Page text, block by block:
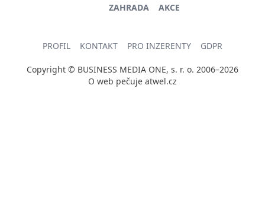
ZAHRADA
AKCE
PROFIL KONTAKT PRO INZERENTY GDPR
Copyright © BUSINESS MEDIA ONE, s. r. o. 2006–2026